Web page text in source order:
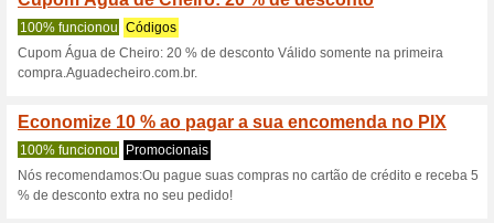
Água de Che
100% funcionou
Ganhe 5 amostras nas
compras acima de R$199,90